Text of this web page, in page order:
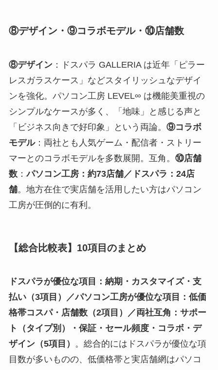
⑧デザイン・⑨コラボモデル・⑩店舗数
⑧デザイン：ドスパラ GALLERIA は近年「ピラー
レスガラスケース」などスタイリッシュなデザイ
ンを強化。パソコン工房 LEVEL∞ は機能美重視の
シンプルなケースが多く、「地味」と感じる声と
「ビジネス向きで好印象」という両論。 ⑨コラボ
モデル：両社とも人気ゲーム・配信者・ストリー
マーとのコラボモデルを多数展開。互角。 ⑩店舗
数：パソコン工房：約73店舗／ドスパラ：24店
舗。地方在住で実店舗を活用したい方はパソコン
工房が圧倒的に有利。
【総合比較表】10項目のまとめ
ドスパラが優位な項目：納期・カスタマイズ・支
払い（3項目）／パソコン工房が優位な項目：低価
格帯コスパ・店舗数（2項目）／両社互角：サポー
ト（タイプ別）・保証・セール頻度・コラボ・デ
ザイン（5項目） 。総合的にはドスパラが優位な項
目数が多いものの、低価格帯と実店舗網はパソコ